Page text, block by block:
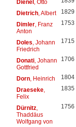
Dienel, Otto
Dietrich, Albert 1829
Dimler, Franz
Anton
1753
Doles , Johann
Friedrich
1715
Donati, Johann
Gottfried
1706
Dorn, Heinrich 1804
Draeseke,
Felix
1835
Dürnitz,
Thaddäus
Wolfgang von
1756